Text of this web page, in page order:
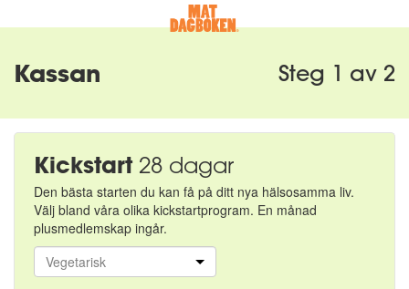
Kassan Steg 1 av 2
Kickstart 28 dagar
Den bästa starten du kan få på ditt nya hälsosamma liv.
Välj bland våra olika kickstartprogram. En månad
plusmedlemskap ingår.